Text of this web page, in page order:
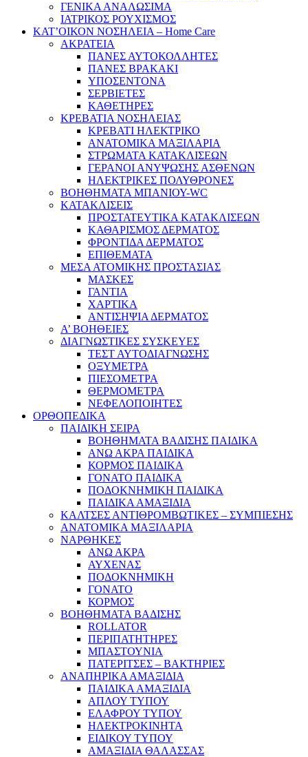
ΓΕΝΙΚΑ ΑΝΑΛΩΣΙΜΑ
ΙΑΤΡΙΚΟΣ ΡΟΥΧΙΣΜΟΣ
ΚΑΤ’ΟΙΚΟΝ ΝΟΣΗΛΕΙΑ – Home Care
ΑΚΡΑΤΕΙΑ
ΠΑΝΕΣ ΑΥΤΟΚΟΛΛΗΤΕΣ
ΠΑΝΕΣ ΒΡΑΚΑΚΙ
ΥΠΟΣΕΝΤΟΝΑ
ΣΕΡΒΙΕΤΕΣ
ΚΑΘΕΤΗΡΕΣ
ΚΡΕΒΑΤΙΑ ΝΟΣΗΛΕΙΑΣ
ΚΡΕΒΑΤΙ ΗΛΕΚΤΡΙΚΟ
ΑΝΑΤΟΜΙΚΑ ΜΑΞΙΛΑΡΙΑ
ΣΤΡΩΜΑΤΑ ΚΑΤΑΚΛΙΣΕΩΝ
ΓΕΡΑΝΟΙ ΑΝΥΨΩΣΗΣ ΑΣΘΕΝΩΝ
ΗΛΕΚΤΡΙΚΕΣ ΠΟΛΥΘΡΟΝΕΣ
ΒΟΗΘΗΜΑΤΑ ΜΠΑΝΙΟΥ-WC
ΚΑΤΑΚΛΙΣΕΙΣ
ΠΡΟΣΤΑΤΕΥΤΙΚΑ ΚΑΤΑΚΛΙΣΕΩΝ
ΚΑΘΑΡΙΣΜΟΣ ΔΕΡΜΑΤΟΣ
ΦΡΟΝΤΙΔΑ ΔΕΡΜΑΤΟΣ
ΕΠΙΘΕΜΑΤΑ
ΜΕΣΑ ΑΤΟΜΙΚΗΣ ΠΡΟΣΤΑΣΙΑΣ
ΜΑΣΚΕΣ
ΓΑΝΤΙΑ
ΧΑΡΤΙΚΑ
ΑΝΤΙΣΗΨΙΑ ΔΕΡΜΑΤΟΣ
Α’ ΒΟΗΘΕΙΕΣ
ΔΙΑΓΝΩΣΤΙΚΕΣ ΣΥΣΚΕΥΕΣ
ΤΕΣΤ ΑΥΤΟΔΙΑΓΝΩΣΗΣ
ΟΞΥΜΕΤΡΑ
ΠΙΕΣΟΜΕΤΡΑ
ΘΕΡΜΟΜΕΤΡΑ
ΝΕΦΕΛΟΠΟΙΗΤΕΣ
ΟΡΘΟΠΕΔΙΚΑ
ΠΑΙΔΙΚΗ ΣΕΙΡΑ
ΒΟΗΘΗΜΑΤΑ ΒΑΔΙΣΗΣ ΠΑΙΔΙΚΑ
ΑΝΩ ΑΚΡΑ ΠΑΙΔΙΚΑ
ΚΟΡΜΟΣ ΠΑΙΔΙΚΑ
ΓΟΝΑΤΟ ΠΑΙΔΙΚΑ
ΠΟΔΟΚΝΗΜΙΚΗ ΠΑΙΔΙΚΑ
ΠΑΙΔΙΚΑ ΑΜΑΞΙΔΙΑ
ΚΑΛΤΣΕΣ ΑΝΤΙΘΡΟΜΒΩΤΙΚΕΣ – ΣΥΜΠΙΕΣΗΣ
ΑΝΑΤΟΜΙΚΑ ΜΑΞΙΛΑΡΙΑ
ΝΑΡΘΗΚΕΣ
ΑΝΩ ΑΚΡΑ
ΑΥΧΕΝΑΣ
ΠΟΔΟΚΝΗΜΙΚΗ
ΓΟΝΑΤΟ
ΚΟΡΜΟΣ
ΒΟΗΘΗΜΑΤΑ ΒΑΔΙΣΗΣ
ROLLATOR
ΠΕΡΙΠΑΤΗΤΗΡΕΣ
ΜΠΑΣΤΟΥΝΙΑ
ΠΑΤΕΡΙΤΣΕΣ – ΒΑΚΤΗΡΙΕΣ
ΑΝΑΠΗΡΙΚΑ ΑΜΑΞΙΔΙΑ
ΠΑΙΔΙΚΑ ΑΜΑΞΙΔΙΑ
ΑΠΛΟΥ ΤΥΠΟΥ
ΕΛΑΦΡΟΥ ΤΥΠΟΥ
ΗΛΕΚΤΡΟΚΙΝΗΤΑ
ΕΙΔΙΚΟΥ ΤΥΠΟΥ
ΑΜΑΞΙΔΙΑ ΘΑΛΑΣΣΑΣ